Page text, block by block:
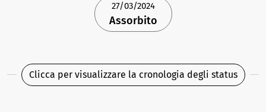
27/03/2024
Assorbito
Clicca per visualizzare la cronologia degli status